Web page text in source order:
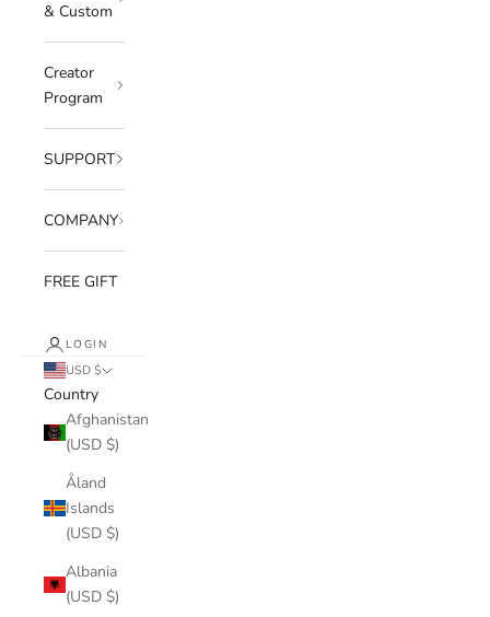
& Custom
Creator
Program
SUPPORT
COMPANY
FREE GIFT
LOGIN
USD $
Country
Afghanistan
(USD $)
Åland
Islands
(USD $)
Albania
(USD $)